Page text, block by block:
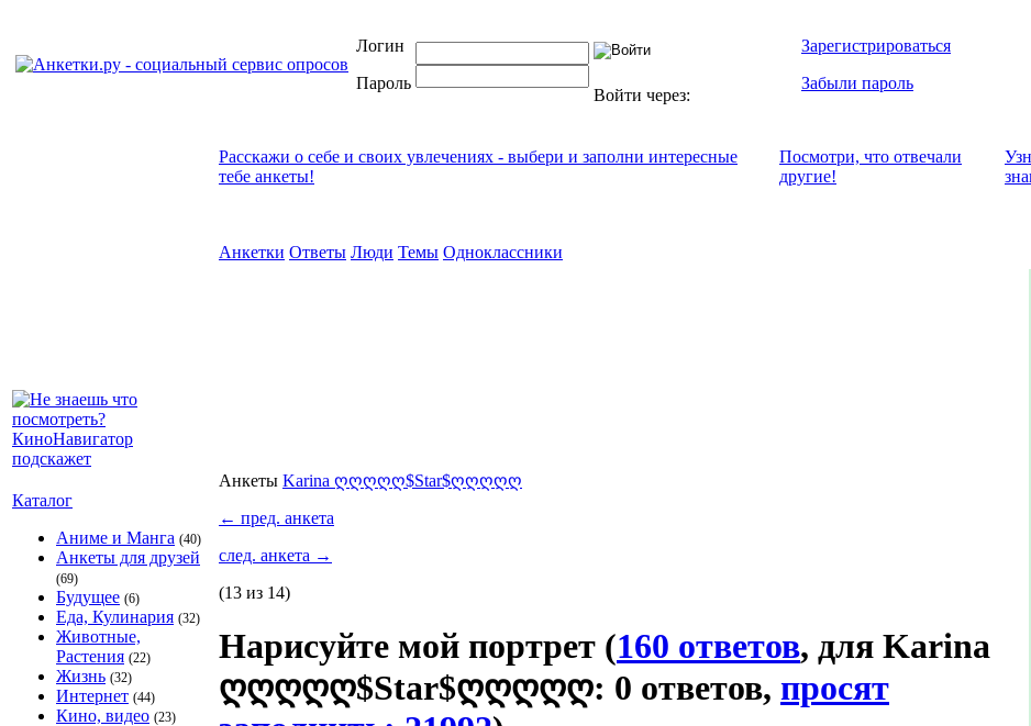
Логин
Пароль
Войти через:
Зарегистрироваться
Забыли пароль
Каталог
Аниме и Манга (40)
Анкеты для друзей
(69)
Будущее (6)
Еда, Кулинария (32)
Животные,
Растения (22)
Жизнь (32)
Интернет (44)
Кино, видео (23)
Расскажи о себе и своих увлечениях - выбери и заполни интересные
тебе анкеты!
Посмотри, что отвeчали
другие!
Анкетки Ответы Люди Темы Одноклассники
Анкеты Karina ღღღღღ$Star$ღღღღღ
← пред. анкета
след. анкета →
(13 из 14)
Нарисуйте мой портрет (160 ответов, для Karina
ღღღღღ$Star$ღღღღღ: 0 ответов, просят